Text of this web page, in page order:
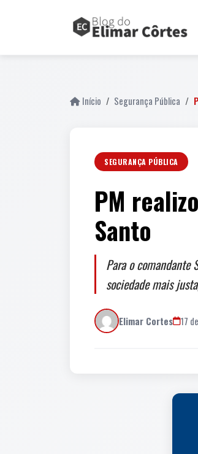
Início Segurança Pública
SEGURANÇA PÚBLICA
PM
Santo
Para o comandante
sociedade mais
Elimar Cortes 17